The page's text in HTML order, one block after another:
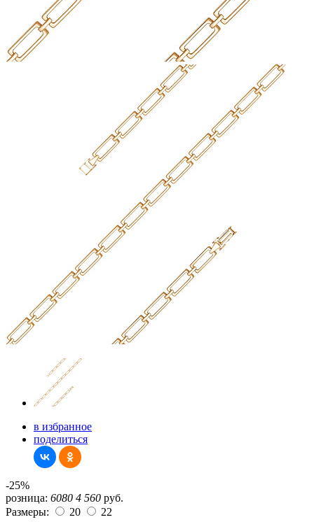
в избранное
поделиться
-25%
розница: 6080 4 560 руб.
Размеры:
20 22